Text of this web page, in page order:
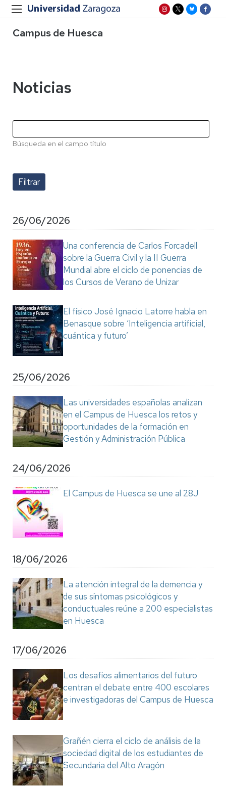
Campus de Huesca
Noticias
Búsqueda en el campo título
26/06/2026
Una conferencia de Carlos Forcadell
sobre la Guerra Civil y la II Guerra
Mundial abre el ciclo de ponencias de
los Cursos de Verano de Unizar
El físico José Ignacio Latorre habla en
Benasque sobre ‘Inteligencia artificial,
cuántica y futuro’
25/06/2026
Las universidades españolas analizan
en el Campus de Huesca los retos y
oportunidades de la formación en
Gestión y Administración Pública
24/06/2026
El Campus de Huesca se une al 28J
18/06/2026
La atención integral de la demencia y
de sus síntomas psicológicos y
conductuales reúne a 200 especialistas
en Huesca
17/06/2026
Los desafíos alimentarios del futuro
centran el debate entre 400 escolares
e investigadoras del Campus de Huesca
Grañén cierra el ciclo de análisis de la
sociedad digital de los estudiantes de
Secundaria del Alto Aragón